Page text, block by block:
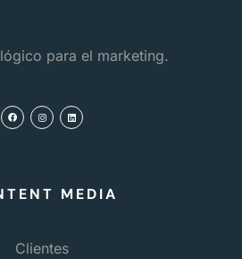
para el marketing.
MEDIA
Clientes